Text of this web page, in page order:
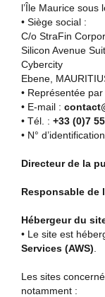
l’Île Maurice sous
• Siège social :
C/o StraFin
Silicon Avenue
Cybercity
Ebene,
• Représentée par
• E-mail :
• Tél. : +33 (0)7
• N°
Directeur de la
Responsable de
Hébergeur du
• Le site est
Services (AWS)
Les sites
notamment :